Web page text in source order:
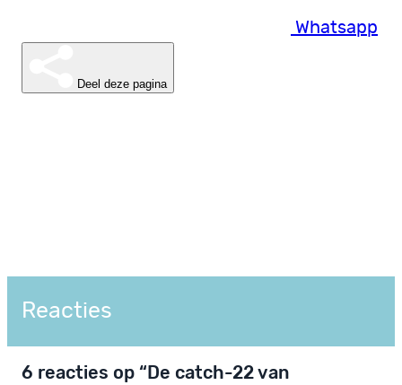
Whatsapp
Deel deze pagina
Reacties
6 reacties op “De catch­-22 van